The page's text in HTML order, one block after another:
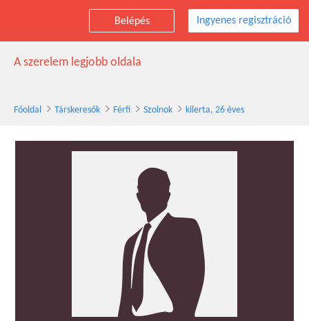
Belépés Ingyenes regisztráció
kilerta társkereső férfi, 26 éves, Szolnok
A szerelem legjobb oldala
Főoldal Társkeresők Férfi Szolnok kilerta, 26 éves